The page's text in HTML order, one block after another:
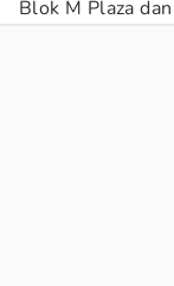
Blok M Plaza